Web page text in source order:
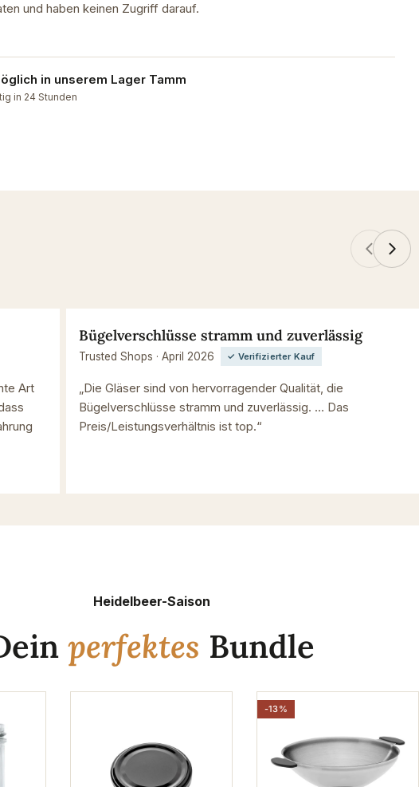
und haben keinen Zugriff darauf.
in unserem Lager Tamm
in 24 Stunden
Art
Bügelverschlüsse stramm und zuverlässig
Trusted Shops · April 2026 ✓ Verifizierter Kauf
„Die Gläser sind von hervorragender Qualität, die
Bügelverschlüsse stramm und zuverlässig. … Das
Preis/Leistungsverhältnis ist top.“
Heidelbeer-Saison
perfektes Bundle
-13%